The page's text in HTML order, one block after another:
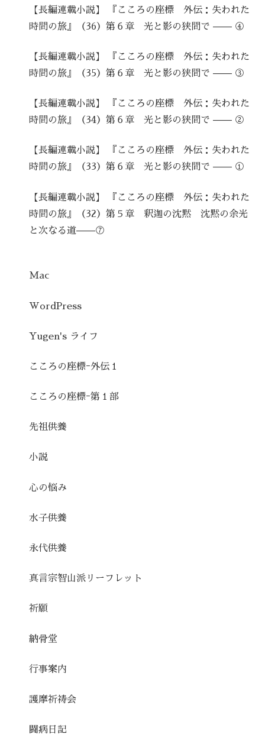
【長編連載小説】 『こころの座標 外伝：失われた
時間の旅』（36）第６章 光と影の狭間で —— ④
【長編連載小説】 『こころの座標 外伝：失われた
時間の旅』（35）第６章 光と影の狭間で —— ③
【長編連載小説】 『こころの座標 外伝：失われた
時間の旅』（34）第６章 光と影の狭間で —— ②
【長編連載小説】 『こころの座標 外伝：失われた
時間の旅』（33）第６章 光と影の狭間で —— ①
【長編連載小説】 『こころの座標 外伝：失われた
時間の旅』（32）第５章 釈迦の沈黙 沈黙の余光
と次なる道——⑦
Mac
WordPress
Yugen's ライフ
こころの座標ｰ外伝１
こころの座標ｰ第１部
先祖供養
小説
心の悩み
水子供養
永代供養
真言宗智山派リーフレット
祈願
納骨堂
行事案内
護摩祈祷会
闘病日記